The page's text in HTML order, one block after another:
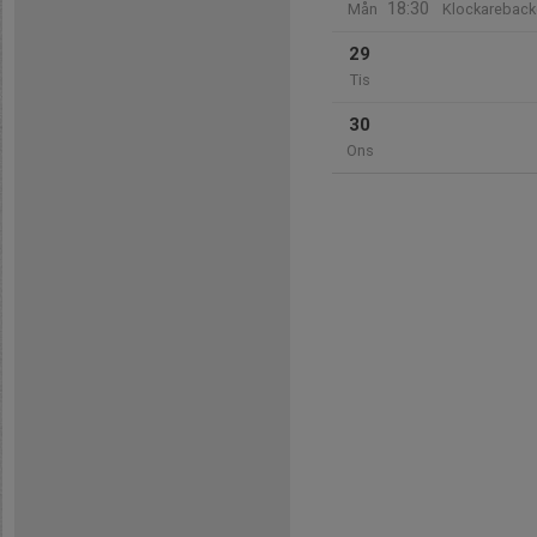
Mån 18:30
29
Tis
30
Ons